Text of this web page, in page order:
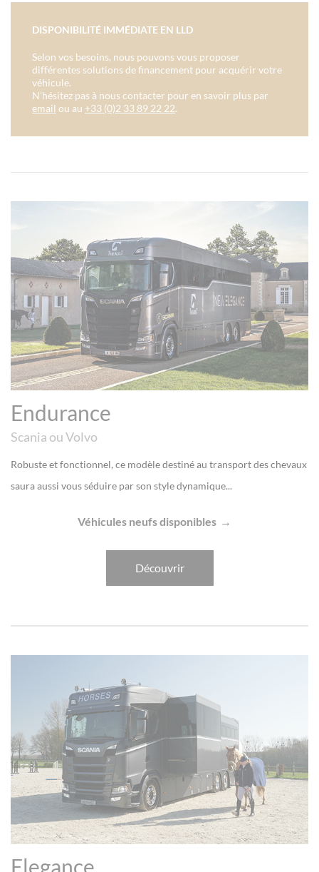
DISPONIBILITÉ IMMÉDIATE EN LLD
Selon vos besoins, nous pouvons vous proposer
différentes solutions de financement pour acquérir votre
véhicule.
N’hésitez pas à nous contacter pour en savoir plus par
email ou au +33 (0)2 33 89 22 22.
Endurance
Scania ou Volvo
Robuste et fonctionnel, ce modèle destiné au transport des chevaux
saura aussi vous séduire par son style dynamique...
Véhicules neufs disponibles
Découvrir
Elegance